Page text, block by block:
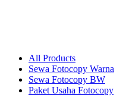
All Products
Sewa Fotocopy Warna
Sewa Fotocopy BW
Paket Usaha Fotocopy